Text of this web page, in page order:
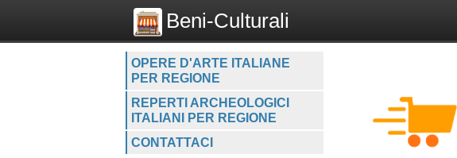
Beni-Culturali
OPERE D'ARTE ITALIANE
PER REGIONE
REPERTI ARCHEOLOGICI
ITALIANI PER REGIONE
CONTATTACI